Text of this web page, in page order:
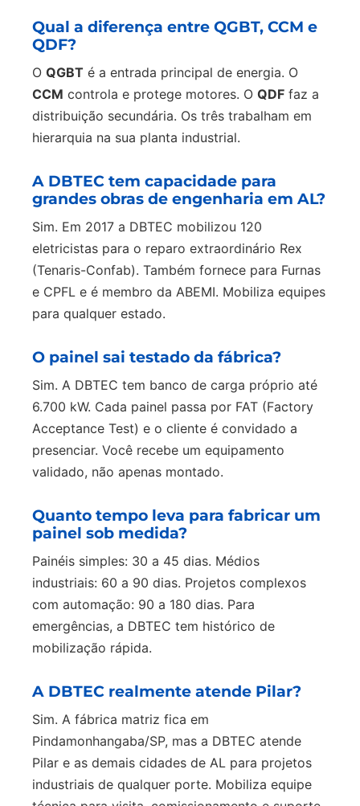
Qual a diferença entre QGBT, CCM e
QDF?
O QGBT é a entrada principal de energia. O
CCM controla e protege motores. O QDF faz a
distribuição secundária. Os três trabalham em
hierarquia na sua planta industrial.
A DBTEC tem capacidade para
grandes obras de engenharia em AL?
Sim. Em 2017 a DBTEC mobilizou 120
eletricistas para o reparo extraordinário Rex
(Tenaris-Confab). Também fornece para Furnas
e CPFL e é membro da ABEMI. Mobiliza equipes
para qualquer estado.
O painel sai testado da fábrica?
Sim. A DBTEC tem banco de carga próprio até
6.700 kW. Cada painel passa por FAT (Factory
Acceptance Test) e o cliente é convidado a
presenciar. Você recebe um equipamento
validado, não apenas montado.
Quanto tempo leva para fabricar um
painel sob medida?
Painéis simples: 30 a 45 dias. Médios
industriais: 60 a 90 dias. Projetos complexos
com automação: 90 a 180 dias. Para
emergências, a DBTEC tem histórico de
mobilização rápida.
A DBTEC realmente atende Pilar?
Sim. A fábrica matriz fica em
Pindamonhangaba/SP, mas a DBTEC atende
Pilar e as demais cidades de AL para projetos
industriais de qualquer porte. Mobiliza equipe